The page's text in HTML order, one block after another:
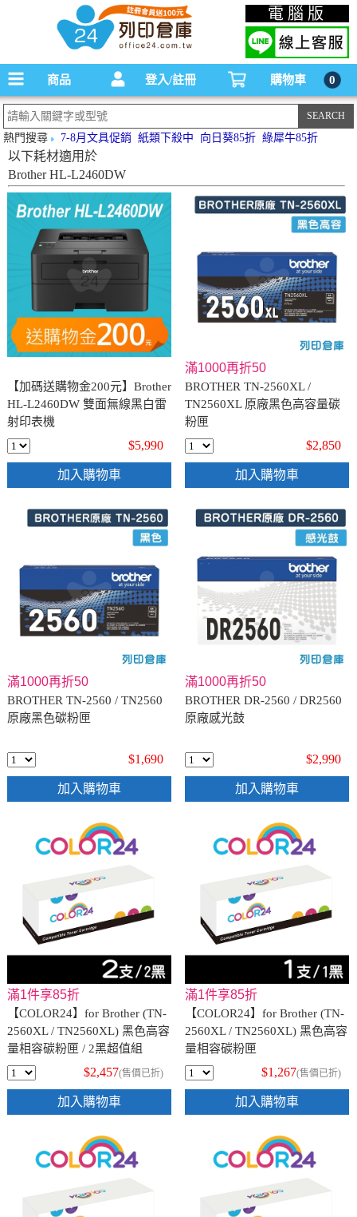
碳粉匣，墨水匣,原廠碳粉匣，副廠碳粉匣，環保碳粉匣,連續供墨印表機-office24列印
倉庫線上購物手機版
電腦版
商品 登入/註冊 購物車 0
熱門搜尋 7-8月文具促銷 紙類下殺中 向日葵85折 綠犀牛85折
以下耗材適用於
Brother HL-L2460DW
【加碼送購物金200元】Brother
HL-L2460DW 雙面無線黑白雷
射印表機
$5,990
加入購物車
滿1000再折50
BROTHER TN-2560XL /
TN2560XL 原廠黑色高容量碳
粉匣
$2,850
加入購物車
滿1000再折50
BROTHER TN-2560 / TN2560
原廠黑色碳粉匣
$1,690
加入購物車
滿1000再折50
BROTHER DR-2560 / DR2560
原廠感光鼓
$2,990
加入購物車
滿1件享85折
【COLOR24】for Brother (TN-
2560XL / TN2560XL) 黑色高容
量相容碳粉匣 / 2黑超值組
$2,457(售價已折)
加入購物車
滿1件享85折
【COLOR24】for Brother (TN-
2560XL / TN2560XL) 黑色高容
量相容碳粉匣
$1,267(售價已折)
加入購物車